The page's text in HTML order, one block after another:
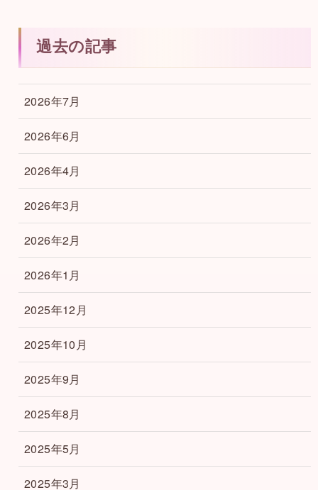
過去の記事
2026年7月
2026年6月
2026年4月
2026年3月
2026年2月
2026年1月
2025年12月
2025年10月
2025年9月
2025年8月
2025年5月
2025年3月